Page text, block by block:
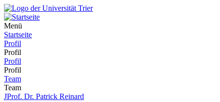
Menü
Startseite
Profil
Profil
Profil
Profil
Team
Team
JProf. Dr. Patrick Reinard